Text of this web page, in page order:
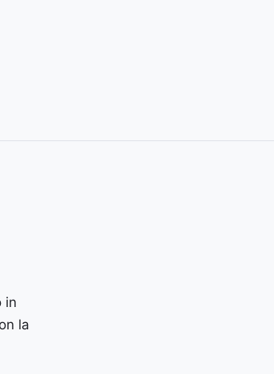
in
la